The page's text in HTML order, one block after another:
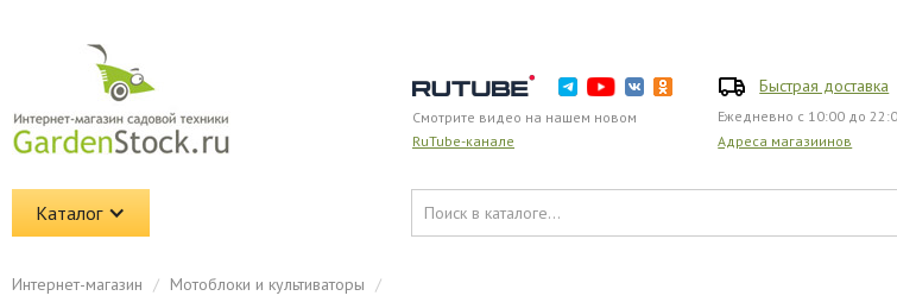
Смотрите видео на нашем новом
RuTube-канале
Быстрая доставка
Ежедневно с 10:00 до
Адреса магазиинов
Каталог
Интернет-магазин / Мотоблоки и культиваторы /